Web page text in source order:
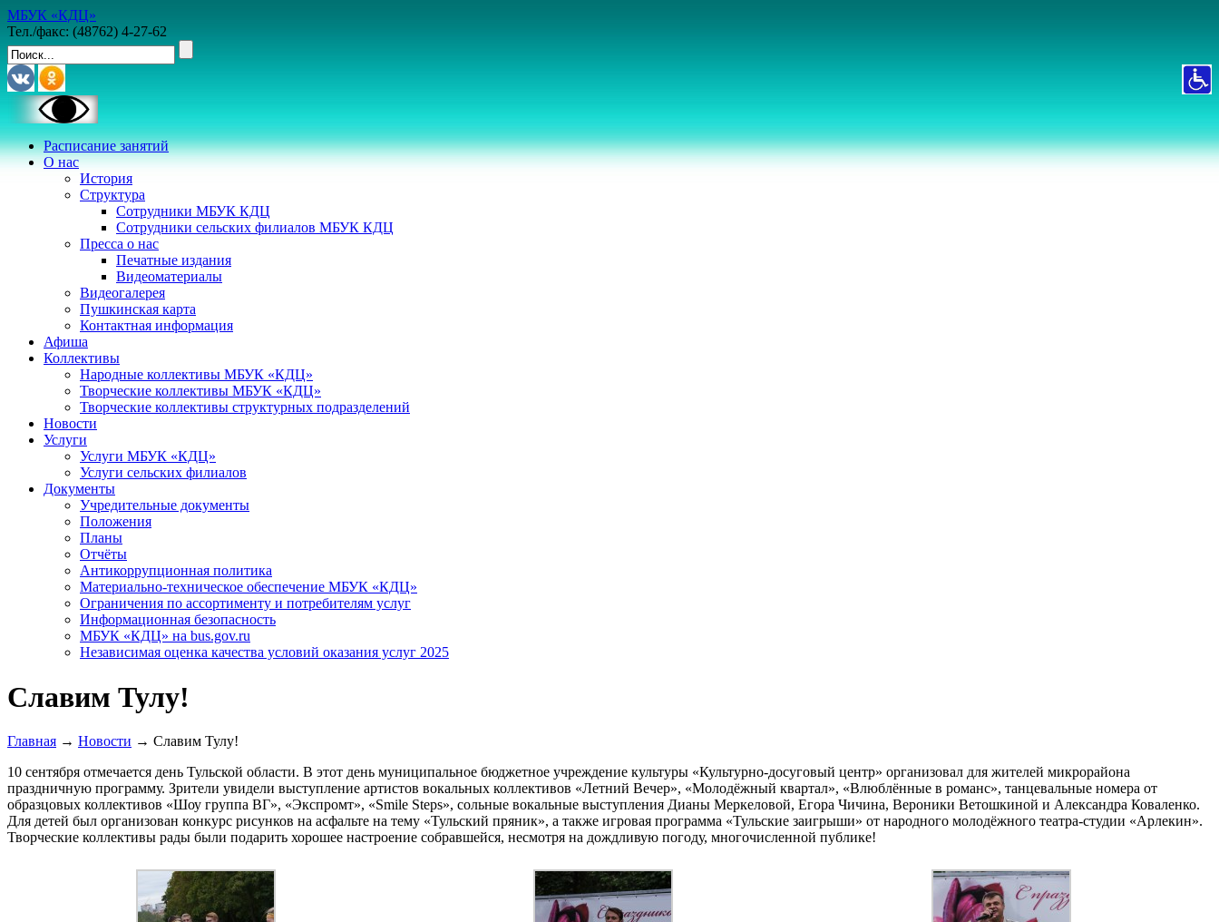
МБУК «КДЦ»
Тел./факс: (48762) 4-27-62
Расписание занятий
О нас
История
Структура
Сотрудники МБУК КДЦ
Сотрудники сельских филиалов МБУК КДЦ
Пресса о нас
Печатные издания
Видеоматериалы
Видеогалерея
Пушкинская карта
Контактная информация
Афиша
Коллективы
Народные коллективы МБУК «КДЦ»
Творческие коллективы МБУК «КДЦ»
Творческие коллективы структурных подразделений
Новости
Услуги
Услуги МБУК «КДЦ»
Услуги сельских филиалов
Документы
Учредительные документы
Положения
Планы
Отчёты
Антикоррупционная политика
Материально-техническое обеспечение МБУК «КДЦ»
Ограничения по ассортименту и потребителям услуг
Информационная безопасность
МБУК «КДЦ» на bus.gov.ru
Независимая оценка качества условий оказания услуг 2025
Славим Тулу!
Главная → Новости → Славим Тулу!
10 сентября отмечается день Тульской области. В этот день муниципальное бюджетное учреждение культуры «Культурно-досуговый центр» организовал для жителей микрорайона
праздничную программу. Зрители увидели выступление артистов вокальных коллективов «Летний Вечер», «Молодёжный квартал», «Влюблённые в романс», танцевальные номера от
образцовых коллективов «Шоу группа ВГ», «Экспромт», «Smile Steps», сольные вокальные выступления Дианы Меркеловой, Егора Чичина, Вероники Ветошкиной и Александра Коваленко.
Для детей был организован конкурс рисунков на асфальте на тему «Тульский пряник», а также игровая программа «Тульские заигрыши» от народного молодёжного театра-студии «Арлекин».
Творческие коллективы рады были подарить хорошее настроение собравшейся, несмотря на дождливую погоду, многочисленной публике!